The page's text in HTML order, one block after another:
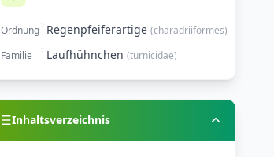
Ordnung Regenpfeiferartige (charadriiformes)
Familie
Laufhühnchen (turnicidae)
Inhaltsverzeichnis